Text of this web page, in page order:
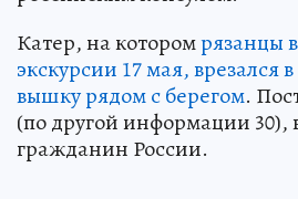
Катер, на которомрязанцы
экскурсии 17 мая, врезался
вышку рядом с берегом.
(по другой информации 30),
гражданин России.